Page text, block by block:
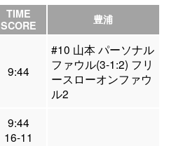
TIME
SCORE
豊浦
9:44
#10 山本 パーソナル
ファウル(3-1:2) フリ
ースローオンファウ
ル2
9:44
16-11